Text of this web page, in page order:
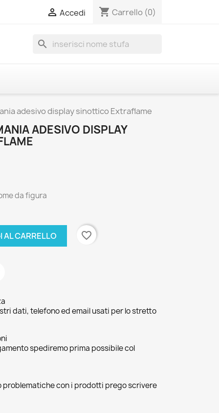
 Accedi shopping_cart Carrello (0)
search
adesivo display sinottico Extraflame
ADESIVO DISPLAY
da figura
AL CARRELLO favorite_border
dati, telefono ed email usati per lo stretto
spediremo prima possibile col
problematiche con i prodotti prego scrivere